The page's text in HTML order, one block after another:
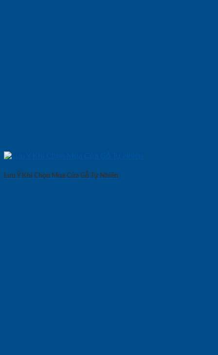
Lưu Ý Khi Chọn Mua Cửa Gỗ Tự Nhiên